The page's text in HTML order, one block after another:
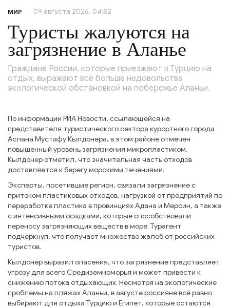
МИР 09 августа 2026, 04:52
Туристы жалуются на
загрязнение в Аланье
Граждане России, которые приезжают в Турцию на
отдых, выражают всё больше недовольства
экологической обстановкой на побережье Аланьи.
По информации РИА Новости, ссылающейся на
представителя туристического сектора курортного города
Аслана Мустафу Кылдонера, в этом районе отмечен
повышенный уровень загрязнения микропластиком.
Кылдонер отметил, что значительная часть отходов
доставляется к берегу морскими течениями.
Эксперты, посетившие регион, связали загрязнение с
притоком пластиковых отходов, нагрузкой от предприятий по
переработке пластика в провинциях Адана и Мерсин, а также
с интенсивными осадками, которые способствовали
переносу загрязняющих веществ в море. Турагент
подчеркнул, что получает множество жалоб от российских
туристов.
Кылдонер выразил опасения, что загрязнение представляет
угрозу для всего Средиземноморья и может привести к
снижению потока отдыхающих. Несмотря на экологические
проблемы на пляжах Аланьи, в августе россияне всё равно
выбирают для отдыха Турцию и Египет, которые остаются